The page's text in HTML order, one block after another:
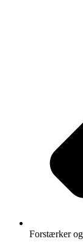
Forstærker